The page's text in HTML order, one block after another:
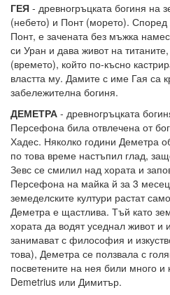
ГЕЯ - древногръцката богиня на
(небето) и Понт (морето). Според
Понт, е зачената без мъжка
си Уран и дава живот на
(времето), който по-късно
властта му. Дамите с име Гая са
забележителна богиня.
ДЕМЕТРА - древногръцката
Персефона била отвлечена от
Хадес. Няколко години Деметра
по това време настъпил глад,
Зевс се смилил над хората и
Персефона на майка й за 3
земеделските култури растат
Деметра е щастлива. Тъй като
хората да водят уседнал живот
занимават с философия и
това), Деметра се ползвала с
посветените на нея били много
Demetrius или Димитър.